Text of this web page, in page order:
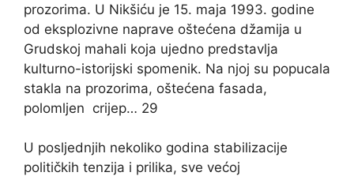
prozorima. U Nikšiću je 15. maja 1993. godine
od eksplozivne naprave oštećena džamija u
Grudskoj mahali koja ujedno predstavlja
kulturno-istorijski spomenik. Na njoj su popucala
stakla na prozorima, oštećena fasada,
polomljen crijep… 29
U posljednjih nekoliko godina stabilizacije
političkih tenzija i prilika, sve većoj